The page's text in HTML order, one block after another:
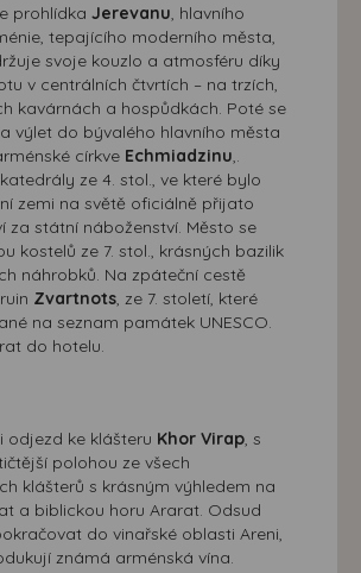
prohlídka Jerevanu , hlavního
tepajícího moderního města,
svoje kouzlo a atmosféru díky
v centrálních čtvrtích – na trzích,
kavárnách a hospůdkách. Poté se
výlet do bývalého hlavního města
církve Echmiadzinu
ze 4. stol., ve které bylo
zemi na světě oficiálně přijato
za státní náboženství. Město se
kostelů ze 7. stol., krásných bazilik
náhrobků. Na zpáteční cestě
Zvartnots , ze 7. století, které
na seznam památek UNESCO.
do hotelu.
odjezd ke klášteru Khor Virap , s
polohou ze všech
klášterů s krásným výhledem na
a biblickou horu Ararat. Odsud
do vinařské oblasti Areni,
známá arménská vína.